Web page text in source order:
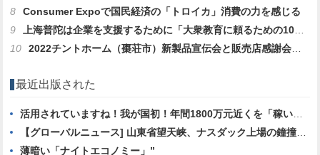
8
Consumer Expoで国民経済の「トロイカ」消費の力を感じる
9
上海普陀は企業を支援するために「大衆教育に頼るための10のヒント」を立ち上げ、Xiao Yang Shengjianが最初の受益者となる
10
2022チントホーム（棗荘市）新製品宣伝会と販売店感謝会を開催しました
最近出版された
活用されていますね！我が国初！年間1800万元近くを「稼いだ」
【グローバルニュース] 山東省望天峡、ナスダック上場の鐘撞式を開催
薄暗い「ナイトエコノミー」”